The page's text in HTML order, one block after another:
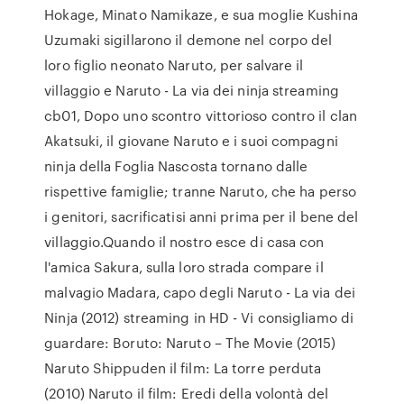
Hokage, Minato Namikaze, e sua moglie Kushina
Uzumaki sigillarono il demone nel corpo del
loro figlio neonato Naruto, per salvare il
villaggio e Naruto - La via dei ninja streaming
cb01, Dopo uno scontro vittorioso contro il clan
Akatsuki, il giovane Naruto e i suoi compagni
ninja della Foglia Nascosta tornano dalle
rispettive famiglie; tranne Naruto, che ha perso
i genitori, sacrificatisi anni prima per il bene del
villaggio.Quando il nostro esce di casa con
l'amica Sakura, sulla loro strada compare il
malvagio Madara, capo degli Naruto - La via dei
Ninja (2012) streaming in HD - Vi consigliamo di
guardare: Boruto: Naruto – The Movie (2015)
Naruto Shippuden il film: La torre perduta
(2010) Naruto il film: Eredi della volontà del